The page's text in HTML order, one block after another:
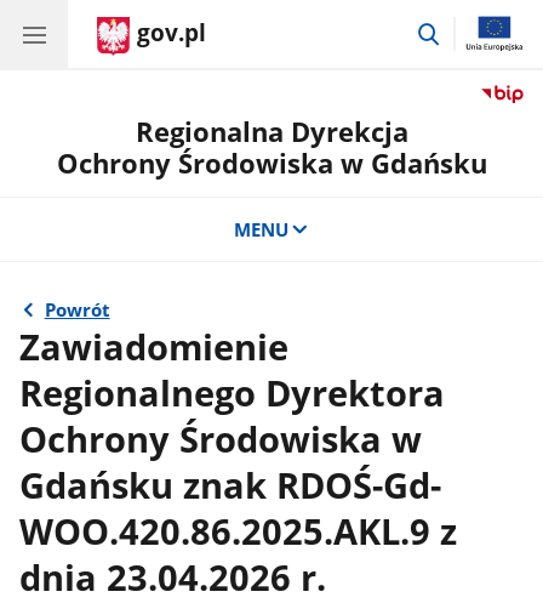
gov.pl
przejdź
Regionalna Dyrekcja
Ochrony Środowiska w Gdańsku
MENU
Powrót
Zawiadomienie
Regionalnego Dyrektora
Ochrony Środowiska w
Gdańsku znak RDOŚ-Gd-
WOO.420.86.2025.AKL.9 z
dnia 23.04.2026 r.